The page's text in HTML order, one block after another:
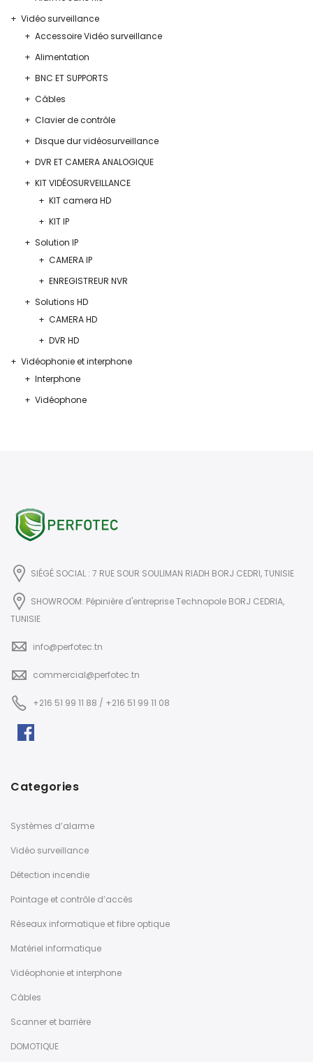
Vidéo surveillance
Accessoire Vidéo surveillance
Alimentation
BNC ET SUPPORTS
Câbles
Clavier de contrôle
Disque dur vidéosurveillance
DVR ET CAMERA ANALOGIQUE
KIT VIDÉOSURVEILLANCE
KIT camera HD
KIT IP
Solution IP
CAMERA IP
ENREGISTREUR NVR
Solutions HD
CAMERA HD
DVR HD
Vidéophonie et interphone
Interphone
Vidéophone
SIÉGÉ SOCIAL : 7 RUE SOUR SOULIMAN RIADH BORJ CEDRI, TUNISIE
SHOWROOM: Pépinière d'entreprise Technopole BORJ CEDRIA,
TUNISIE
info@perfotec.tn
commercial@perfotec.tn
+216 51 99 11 88 / +216 51 99 11 08
Categories
Systèmes d’alarme
Vidéo surveillance
Détection incendie
Pointage et contrôle d’accès
Réseaux informatique et fibre optique
Matériel informatique
Vidéophonie et interphone
Câbles
Scanner et barrière
DOMOTIQUE